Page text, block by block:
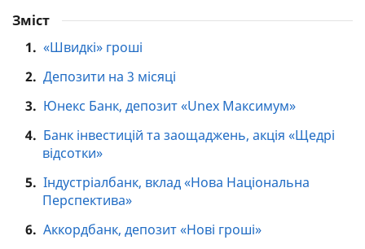
Зміст
1. «Швидкі» гроші
2. Депозити на 3 місяці
3. Юнекс Банк, депозит «Unex Максимум»
4. Банк інвестицій та заощаджень, акція «Щедрі
відсотки»
5. Індустріалбанк, вклад «Нова Національна
Перспектива»
6. Аккордбанк, депозит «Нові гроші»